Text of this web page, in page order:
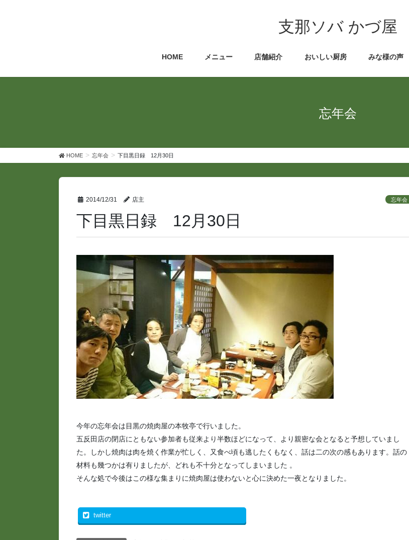
キ
に
支那ソバ かづ屋
HOME メニュー 店舗紹介 おいしい厨房 みな様の声
忘年会
HOME 忘年会 下目黒日録 12月30日
2014/12/31 店主 忘年会
下目黒日録 12月30日
今年の忘年会は目黒の焼肉屋の本牧亭で行いました。
五反田店の閉店にともない参加者も従来より半数ほどになって、より親密な会となると予想していまし
た。しかし焼肉は肉を焼く作業が忙しく、又食べ頃も逃したくもなく、話は二の次の感もあります。話の
材料も幾つかは有りましたが、どれも不十分となってしまいました 。
そんな処で今後はこの様な集まりに焼肉屋は使わないと心に決めた一夜となりました。
twitter